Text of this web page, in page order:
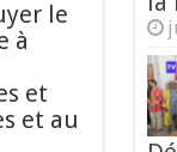
le
à
et
et au